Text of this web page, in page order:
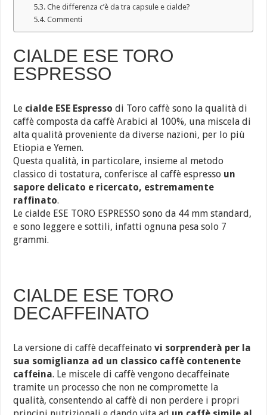
Che differenza c’è da tra capsule e cialde?
Commenti
CIALDE ESE TORO
ESPRESSO
Le cialde ESE Espresso di Toro caffè sono la qualità di
caffè composta da caffè Arabici al 100%, una miscela di
alta qualità proveniente da diverse nazioni, per lo più
Etiopia e Yemen.
Questa qualità, in particolare, insieme al metodo
classico di tostatura, conferisce al caffè espresso un
sapore delicato e ricercato, estremamente
raffinato.
Le cialde ESE TORO ESPRESSO sono da 44 mm standard,
e sono leggere e sottili, infatti ognuna pesa solo 7
grammi.
CIALDE ESE TORO
DECAFFEINATO
La versione di caffè decaffeinatovi sorprenderà per la
sua somiglianza ad un classico caffè contenente
caffeina. Le miscele di caffè vengono decaffeinate
tramite un processo che non ne compromette la
qualità, consentendo al caffè di non perdere i propri